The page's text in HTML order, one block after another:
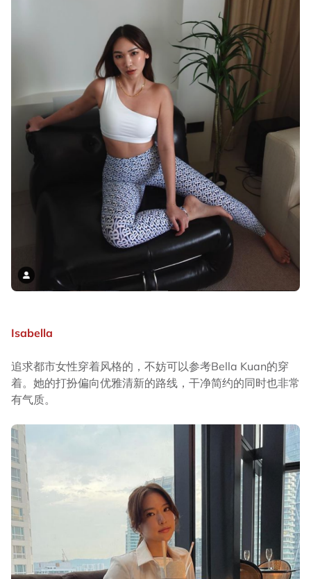
Isabella
追求都市女性穿着风格的，不妨可以参考Bella Kuan的穿
着。她的打扮偏向优雅清新的路线，干净简约的同时也非常
有气质。